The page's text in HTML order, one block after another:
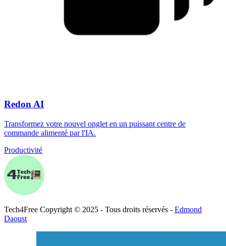
Redon AI
Transformez votre nouvel onglet en un puissant centre de
commande alimenté par l'IA.
Productivité
Tech4Free Copyright © 2025 - Tous droits réservés - Edmond
Daoust